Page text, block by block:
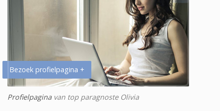
Bezoek profielpagina +
Profielpagina van top paragnoste Olivia